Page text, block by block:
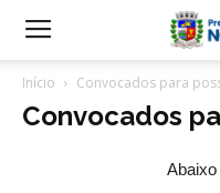
Início Convocados para
Convocados